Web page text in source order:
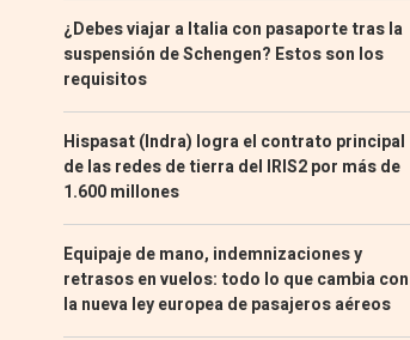
¿Debes viajar a Italia con pasaporte tras la
suspensión de Schengen? Estos son los
requisitos
Hispasat (Indra) logra el contrato principal
de las redes de tierra del IRIS2 por más de
1.600 millones
Equipaje de mano, indemnizaciones y
retrasos en vuelos: todo lo que cambia con
la nueva ley europea de pasajeros aéreos